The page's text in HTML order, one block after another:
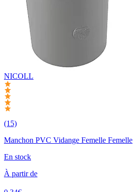
NICOLL
(15)
Manchon PVC Vidange Femelle Femelle
En stock
À partir de